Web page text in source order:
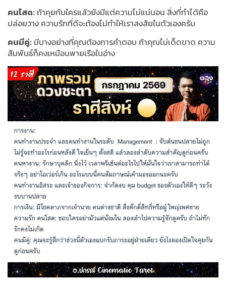
คนโสด:ถ้าคุยกับใครแล้วยังมีแต่ความไม่แน่นอน สิ่งที่ทำได้คือ
ปล่อยวาง ความรักที่ดีจะต้องไม่ทำให้เราสงสัยในตัวเองครับ
คนมีคู่: มีบางอย่างที่คุณต้องการคำตอบ ถ้าคุณไม่เด็ดขาด ความ
สัมพันธ์ก็คงเหมือนพายเรือในอ่าง